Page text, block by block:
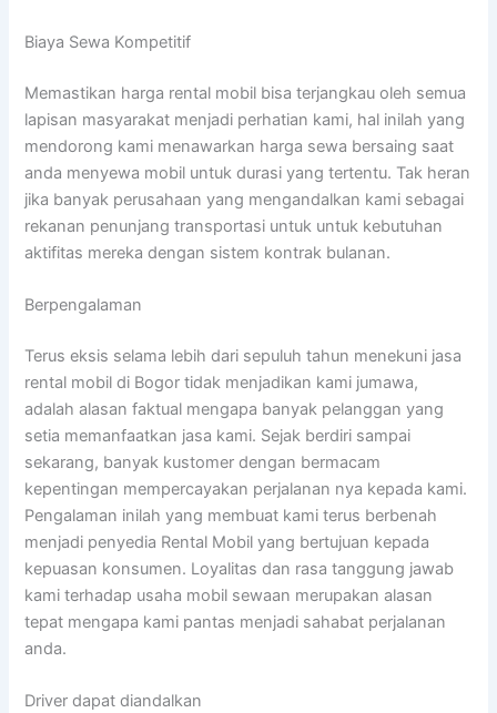
Biaya Sewa Kompetitif
Memastikan harga rental mobil bisa terjangkau oleh semua
lapisan masyarakat menjadi perhatian kami, hal inilah yang
mendorong kami menawarkan harga sewa bersaing saat
anda menyewa mobil untuk durasi yang tertentu. Tak heran
jika banyak perusahaan yang mengandalkan kami sebagai
rekanan penunjang transportasi untuk untuk kebutuhan
aktifitas mereka dengan sistem kontrak bulanan.
Berpengalaman
Terus eksis selama lebih dari sepuluh tahun menekuni jasa
rental mobil di Bogor tidak menjadikan kami jumawa,
adalah alasan faktual mengapa banyak pelanggan yang
setia memanfaatkan jasa kami. Sejak berdiri sampai
sekarang, banyak kustomer dengan bermacam
kepentingan mempercayakan perjalanan nya kepada kami.
Pengalaman inilah yang membuat kami terus berbenah
menjadi penyedia Rental Mobil yang bertujuan kepada
kepuasan konsumen. Loyalitas dan rasa tanggung jawab
kami terhadap usaha mobil sewaan merupakan alasan
tepat mengapa kami pantas menjadi sahabat perjalanan
anda.
Driver dapat diandalkan